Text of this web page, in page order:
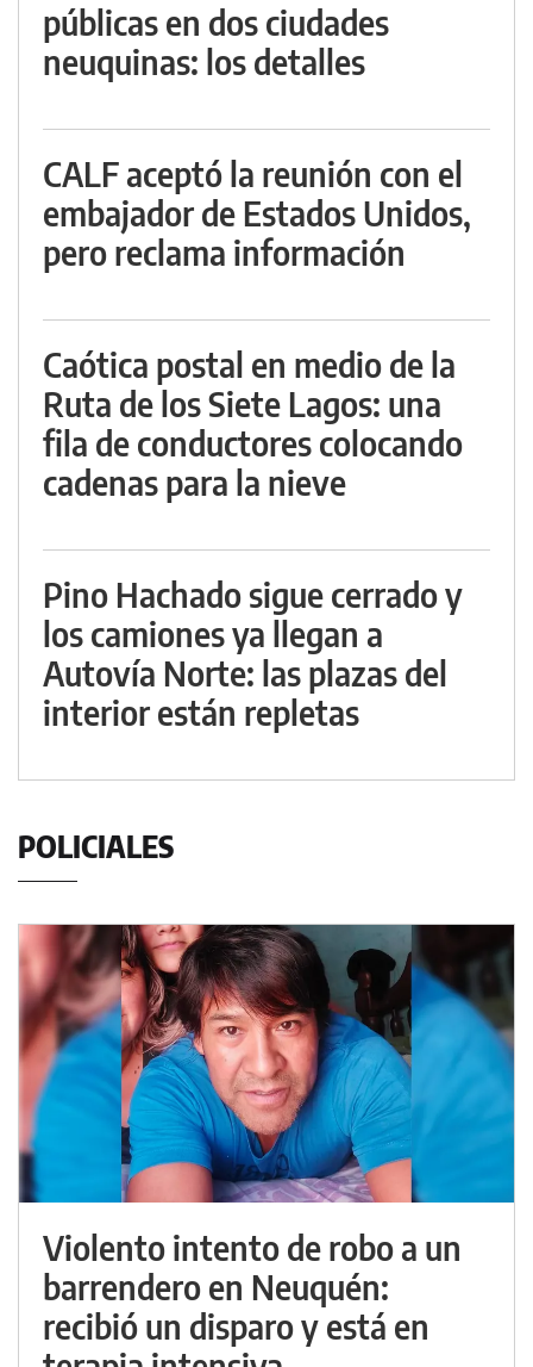
públicas en dos ciudades
neuquinas: los detalles
CALF aceptó la reunión con el
embajador de Estados Unidos,
pero reclama información
Caótica postal en medio de la
Ruta de los Siete Lagos: una
fila de conductores colocando
cadenas para la nieve
Pino Hachado sigue cerrado y
los camiones ya llegan a
Autovía Norte: las plazas del
interior están repletas
POLICIALES
Violento intento de robo a un
barrendero en Neuquén:
recibió un disparo y está en